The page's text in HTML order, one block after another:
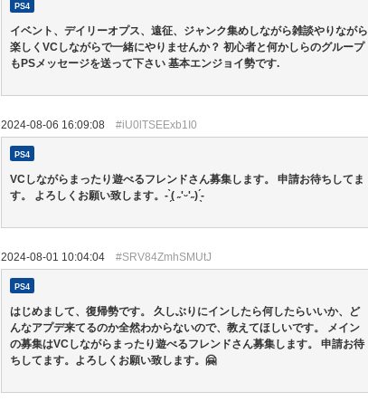
PS4
イベント、デイリーオプス、遠征、ジャンク集めしながら雑談やりながら
楽しくVCしながらで一緒にやりませんか？ 初心者と何かしらのグループ
もPSメッセージを送って下さい 基本エンジョイ勢です.
2024-08-06 16:09:08 #iU0lTSEExb1I0
PS4
VCしながらまったり遊べるフレンドさん募集します。 申請お待ちしてま
す。 よろしくお願い致します。- ̗̀( ˶'ᵕ'˶) ̖́-
2024-08-01 10:04:04 #SRV84ZmhSMUtJ
PS4
はじめまして、復帰勢です。 久しぶりにインしたら何したらいいか、ど
んなアプデ来てるのか全然わからないので、教えてほしいです。 メイン
の募集はVCしながらまったり遊べるフレンドさん募集します。 申請お待
ちしてます。よろしくお願い致します。🤗